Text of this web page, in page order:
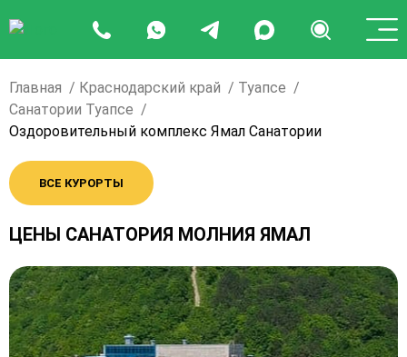
Главная Краснодарский край
Туапсе
Санатории Туапсе
Оздоровительный комплекс Ямал Санатории
ВСЕ КУРОРТЫ
ЦЕНЫ САНАТОРИЯ МОЛНИЯ ЯМАЛ